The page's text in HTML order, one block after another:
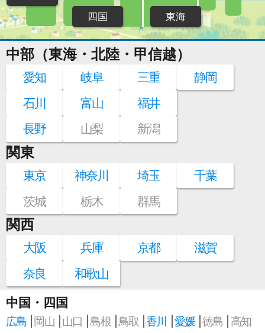
東海
四国
中部（東海・北陸・甲信越）
愛知 岐阜 三重
静岡
石川
富山
福井
長野
山梨 新潟
関東
東京 神奈川 埼玉
千葉
茨城
栃木 群馬
関西
大阪 兵庫 京都
滋賀
奈良
和歌山
中国・四国
広島 岡山 山口 島根 鳥取 香川 愛媛 徳島 高知